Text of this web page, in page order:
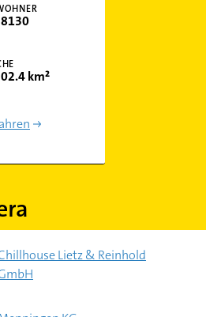
km²
Lietz & Reinhold